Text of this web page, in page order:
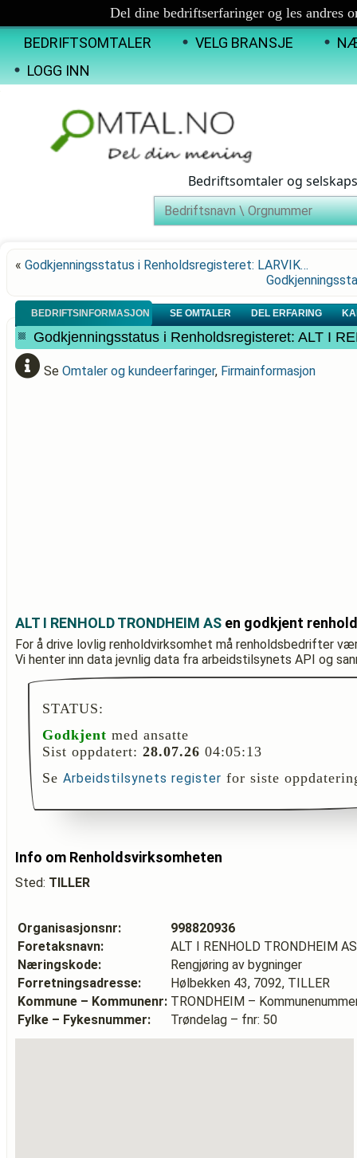
Del dine bedriftserfaringer og les andres
BEDRIFTSOMTALER VELG BRANSJE
LOGG INN
Bedriftsomtaler og
« Godkjenningsstatus i Renholdsregisteret: LARVIK…
BEDRIFTSINFORMASJON SE OMTALER DEL ERFARING
Godkjenningsstatus i Renholdsregisteret: ALT I
Se Omtaler og kundeerfaringer, Firmainformasjon
ALT I RENHOLD TRONDHEIM AS en godkjent
For å drive lovlig renholdvirksomhet må renholdsbedrifter
Vi henter inn data jevnlig data fra arbeidstilsynets API og
STATUS:
Godkjent med ansatte
Sist oppdatert: 28.07.26 04:05:13
Se Arbeidstilsynets register for siste
Info om Renholdsvirksomheten
Sted: TILLER
Organisasjonsnr:
998820936
Foretaksnavn:
ALT I RENHOLD TRONDHEIM AS
Næringskode:
Rengjøring av bygninger
Forretningsadresse:
Hølbekken 43, 7092, TILLER
Kommune – Kommunenr: TRONDHEIM –
Fylke – Fykesnummer:
Trøndelag – fnr: 50